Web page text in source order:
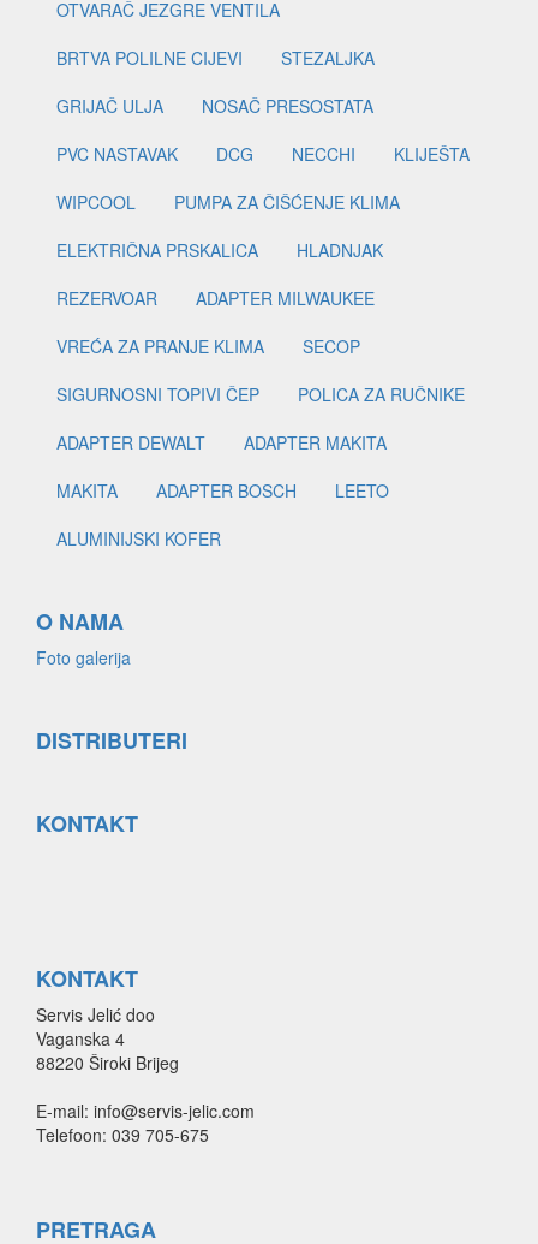
OTVARAČ JEZGRE VENTILA
BRTVA POLILNE CIJEVI
STEZALJKA
GRIJAČ ULJA
NOSAČ PRESOSTATA
PVC NASTAVAK
DCG NECCHI
KLIJEŠTA
WIPCOOL
PUMPA ZA ČIŠĆENJE KLIMA
ELEKTRIČNA PRSKALICA
HLADNJAK
REZERVOAR
ADAPTER MILWAUKEE
VREĆA ZA PRANJE KLIMA
SECOP
SIGURNOSNI TOPIVI ČEP
POLICA ZA RUČNIKE
ADAPTER DEWALT
ADAPTER MAKITA
MAKITA
ADAPTER BOSCH
LEETO
ALUMINIJSKI KOFER
O NAMA
Foto galerija
DISTRIBUTERI
KONTAKT
KONTAKT
Servis Jelić doo
Vaganska 4
88220 Široki Brijeg
E-mail: info@servis-jelic.com
Telefoon: 039 705-675
PRETRAGA